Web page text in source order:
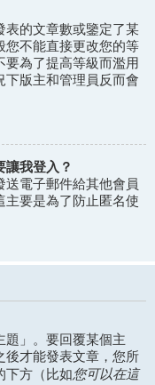
表的文章數或鑒定了某
您不能直接更改您的等
為了提高等級而濫用
下版主和管理員反而會
讓我登入？
電子郵件給其他會員
主要是為了防止匿名使
題」。要回覆某個主
後才能發表文章，您所
下方（比如您可以在這